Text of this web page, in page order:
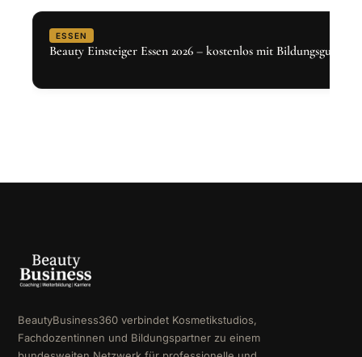
ESSEN
Beauty Einsteiger Essen 2026 – kostenlos mit
BeautyBusiness360 verbindet Kosmetikstudios,
Fachdozentinnen und Bildungspartner zu einem